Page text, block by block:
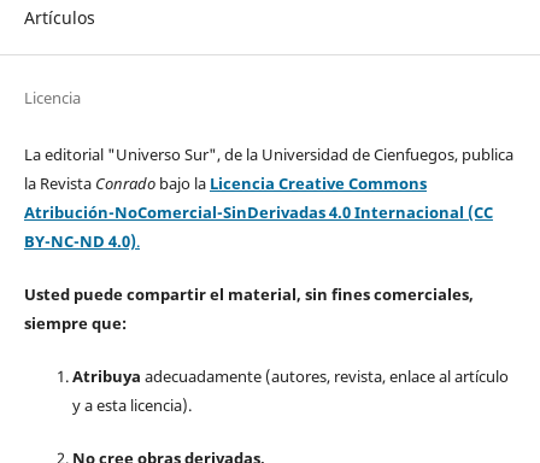
Artículos
Licencia
La editorial "Universo Sur", de la Universidad de Cienfuegos, publica
la Revista Conradobajo la Licencia Creative Commons
Atribución-NoComercial-SinDerivadas 4.0 Internacional (CC
BY-NC-ND 4.0).
Usted puede compartir el material, sin fines comerciales,
siempre que:
Atribuya adecuadamente (autores, revista, enlace al artículo
y a esta licencia).
No cree obras derivadas.